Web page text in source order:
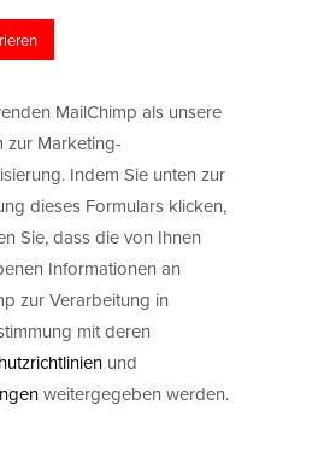
MailChimp als unsere
zur Marketing-
Indem Sie unten zur
dieses Formulars klicken,
Sie, dass die von Ihnen
Informationen an
zur Verarbeitung in
mit deren
und
weitergegeben werden.